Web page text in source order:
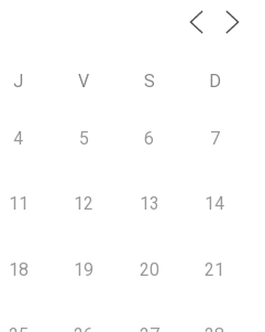
J V S D
4 5 6 7
11 12 13 14
18 19 20 21